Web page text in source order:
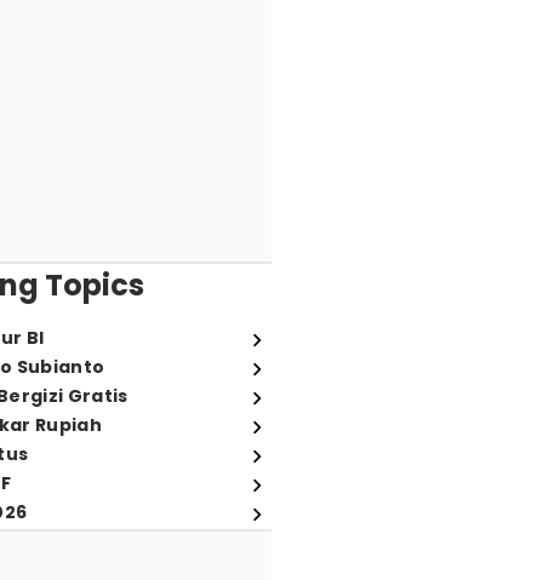
Topics
BI
Subianto
Gratis
Rupiah